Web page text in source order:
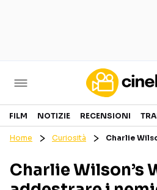
Cinema
GENERI
FILM NOTIZIE RECENSIONI
Home Curiosità Charlie
Charlie Wilson’s